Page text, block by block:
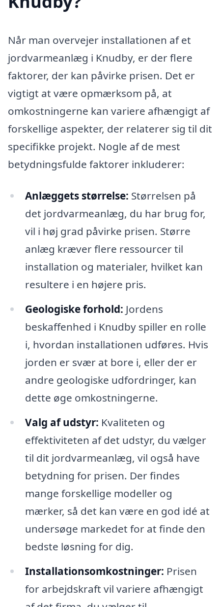
Når man overvejer installationen af et
jordvarmeanlæg i Knudby, er der flere
faktorer, der kan påvirke prisen. Det er
vigtigt at være opmærksom på, at
omkostningerne kan variere afhængigt af
forskellige aspekter, der relaterer sig til dit
specifikke projekt. Nogle af de mest
betydningsfulde faktorer inkluderer:
Anlæggets størrelse: Størrelsen på
det jordvarmeanlæg, du har brug for,
vil i høj grad påvirke prisen. Større
anlæg kræver flere ressourcer til
installation og materialer, hvilket kan
resultere i en højere pris.
Geologiske forhold: Jordens
beskaffenhed i Knudby spiller en rolle
i, hvordan installationen udføres. Hvis
jorden er svær at bore i, eller der er
andre geologiske udfordringer, kan
dette øge omkostningerne.
Valg af udstyr: Kvaliteten og
effektiviteten af det udstyr, du vælger
til dit jordvarmeanlæg, vil også have
betydning for prisen. Der findes
mange forskellige modeller og
mærker, så det kan være en god idé at
undersøge markedet for at finde den
bedste løsning for dig.
Installationsomkostninger: Prisen
for arbejdskraft vil variere afhængigt